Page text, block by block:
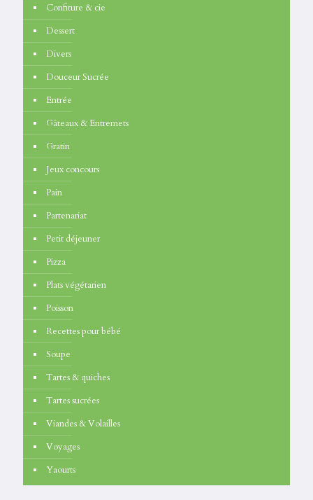
Confiture & cie
Dessert
Divers
Douceur Sucrée
Entrée
Gâteaux & Entremets
Gratin
Jeux concours
Pain
Partenariat
Petit déjeuner
Pizza
Plats végétarien
Poisson
Recettes pour bébé
Soupe
Tartes & quiches
Tartes sucrées
Viandes & Volailles
Voyages
Yaourts